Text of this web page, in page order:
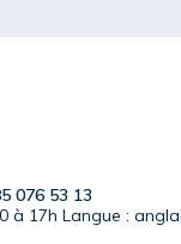
076 53 13
à 17h Langue :